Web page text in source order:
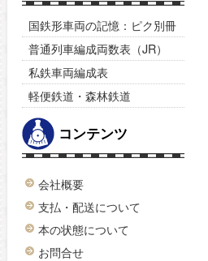
国鉄形車両の記憶：ピク別冊
普通列車編成両数表（JR）
私鉄車両編成表
軽便鉄道・森林鉄道
コンテンツ
会社概要
支払・配送について
本の状態について
お問合せ